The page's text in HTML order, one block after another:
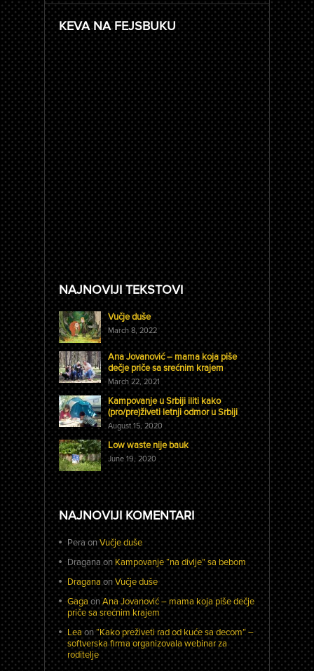
KEVA NA FEJSBUKU
NAJNOVIJI TEKSTOVI
Vučje duše
March 8, 2022
Ana Jovanović – mama koja piše
dečje priče sa srećnim krajem
March 22, 2021
Kampovanje u Srbiji iliti kako
(pro/pre)živeti letnji odmor u Srbiji
August 15, 2020
Low waste nije bauk
June 19, 2020
NAJNOVIJI KOMENTARI
PeraonVučje duše
DraganaonKampovanje “na divlje” sa bebom
DraganaonVučje duše
GagaonAna Jovanović – mama koja piše dečje
priče sa srećnim krajem
Leaon“Kako preživeti rad od kuće sa decom” –
softverska firma organizovala webinar za
roditelje